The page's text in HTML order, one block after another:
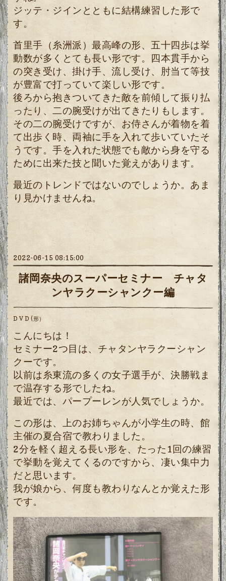
ジッテ・ジインとともに結構練習した形で
す。
首里手（糸洲派）最高峰の形、五十四歩は挙
動数が多くとても長い形です。四本貫手から
の突き受け、掛け手、流し受け、肘当て等技
が豊富で打っていて楽しい形です。
後ろから抱きついてきた敵を前傾して振り払
ったり、二の腕受けが出てきたりもします。
その二の腕受けですが、お侍さんが着物を着
て出歩く時、両袖に手を入れて歩いていたそ
うです。手を入れた状態でも敵から身を守る
ために出来た技と聞いた覚えがあります。
最近のトレンドではないのでしょうか。あま
り見かけませんね。
2022-06-15 08:15:00
諸岡奈央のスーパーセミナー チャタ
ンヤラクーシャンクー編
D V D (形）
こんにちは！
セミナー2つ目は、チャタンヤラクーシャン
クーです。
以前は糸東流の多くの女子選手が、決勝戦ま
で温存する形でしたね。
最近では、パープーレンが人気でしょうか。
この形は、上のお姉ちゃんが小学生の時、館
主催の夏合宿で教わりました。
2分を軽く超える長い形を、たった1回の練習
で挙動を覚えてくるのですから、凄い集中力
だと思います。
我が娘から、何度も教わりなんとか覚えた形
です。